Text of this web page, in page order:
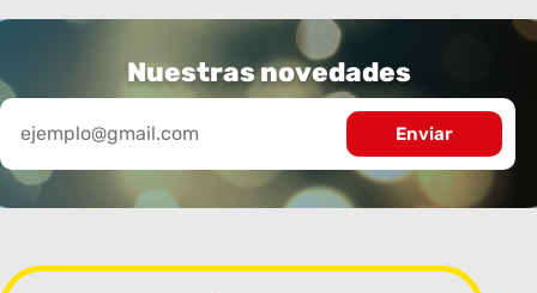
Nuestras novedades